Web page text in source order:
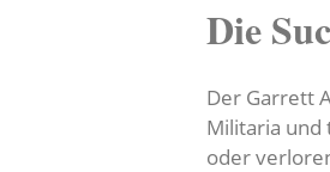
Die
Der Garrett
Militaria und
oder